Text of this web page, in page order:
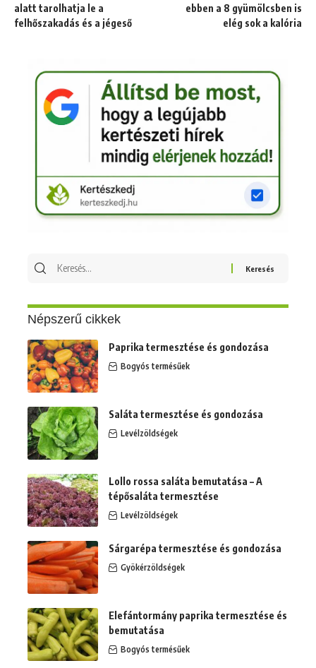
alatt tarolhatja le a
felhőszakadás és a jégeső
ebben a 8 gyümölcsben is
elég sok a kalória
Keresés
Népszerű cikkek
Paprika termesztése és gondozása
Bogyós termésűek
Saláta termesztése és gondozása
Levélzöldségek
Lollo rossa saláta bemutatása – A
tépősaláta termesztése
Levélzöldségek
Sárgarépa termesztése és gondozása
Gyökérzöldségek
Elefántormány paprika termesztése és
bemutatása
Bogyós termésűek